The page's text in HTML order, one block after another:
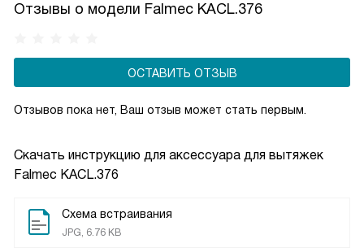
Скачать инструкцию для аксессуара для вытяжек
Falmec KACL.376
Схема встраивания
JPG, 6.76 KB
Отзывы о модели Falmec KACL.376
ОСТАВИТЬ ОТЗЫВ
Отзывов пока нет, Ваш отзыв может стать первым.